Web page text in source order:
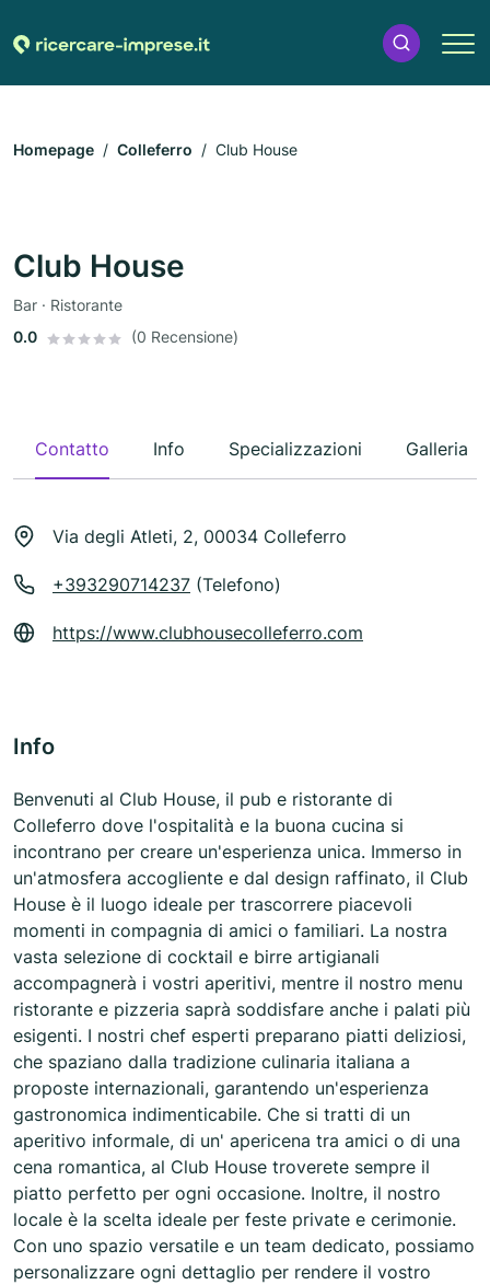
Homepage Colleferro Club House
Club House
Bar · Ristorante
0.0
(0 Recensione)
Contatto Info Specializzazioni Galleria
Via degli Atleti, 2, 00034 Colleferro
+393290714237 (Telefono)
https://www.clubhousecolleferro.com
Info
Benvenuti al Club House, il pub e ristorante di
Colleferro dove l'ospitalità e la buona cucina si
incontrano per creare un'esperienza unica. Immerso in
un'atmosfera accogliente e dal design raffinato, il Club
House è il luogo ideale per trascorrere piacevoli
momenti in compagnia di amici o familiari. La nostra
vasta selezione di cocktail e birre artigianali
accompagnerà i vostri aperitivi, mentre il nostro menu
ristorante e pizzeria saprà soddisfare anche i palati più
esigenti. I nostri chef esperti preparano piatti deliziosi,
che spaziano dalla tradizione culinaria italiana a
proposte internazionali, garantendo un'esperienza
gastronomica indimenticabile. Che si tratti di un
aperitivo informale, di un' apericena tra amici o di una
cena romantica, al Club House troverete sempre il
piatto perfetto per ogni occasione. Inoltre, il nostro
locale è la scelta ideale per feste private e cerimonie.
Con uno spazio versatile e un team dedicato, possiamo
personalizzare ogni dettaglio per rendere il vostro